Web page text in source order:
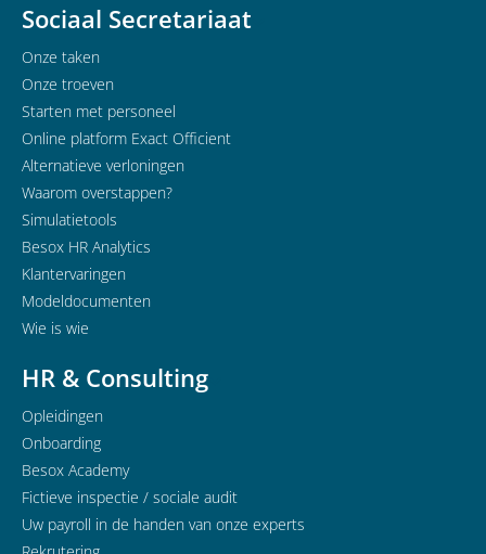
Sociaal Secretariaat
Onze taken
Onze troeven
Starten met personeel
Online platform Exact Officient
Alternatieve verloningen
Waarom overstappen?
Simulatietools
Besox HR Analytics
Klantervaringen
Modeldocumenten
Wie is wie
HR & Consulting
Opleidingen
Onboarding
Besox Academy
Fictieve inspectie / sociale audit
Uw payroll in de handen van onze experts